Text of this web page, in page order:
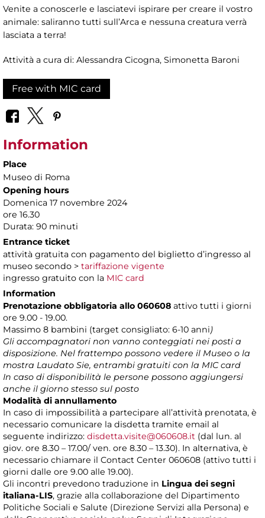
Venite a conoscerle e lasciatevi ispirare per creare il vostro
animale: saliranno tutti sull’Arca e nessuna creatura verrà
lasciata a terra!
Attività a cura di: Alessandra Cicogna, Simonetta Baroni
Free with MIC card
Information
Place
Museo di Roma
Opening hours
Domenica 17 novembre 2024
ore 16.30
Durata: 90 minuti
Entrance ticket
attività gratuita con pagamento del biglietto d’ingresso al
museo secondo > tariffazione vigente
ingresso gratuito con la MIC card
Information
Prenotazione obbligatoria allo 060608 attivo tutti i giorni
ore 9.00 - 19.00.
Massimo 8 bambini (target consigliato: 6-10 anni)
Gli accompagnatori non vanno conteggiati nei posti a
disposizione. Nel frattempo possono vedere il Museo o la
mostra Laudato Sie, entrambi gratuiti con la MIC card
In caso di disponibilità le persone possono aggiungersi
anche il giorno stesso sul posto
Modalità di annullamento
In caso di impossibilità a partecipare all’attività prenotata, è
necessario comunicare la disdetta tramite email al
seguente indirizzo: disdetta.visite@060608.it (dal lun. al
giov. ore 8.30 – 17.00/ ven. ore 8.30 – 13.30). In alternativa, è
necessario chiamare il Contact Center 060608 (attivo tutti i
giorni dalle ore 9.00 alle 19.00).
Gli incontri prevedono traduzione in Lingua dei segni
italiana-LIS, grazie alla collaborazione del Dipartimento
Politiche Sociali e Salute (Direzione Servizi alla Persona) e